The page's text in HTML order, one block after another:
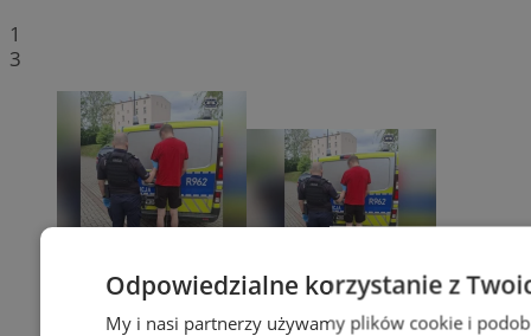
1
3
Odpowiedzialne korzystanie z
My i nasi partnerzy używamy plików cookie i